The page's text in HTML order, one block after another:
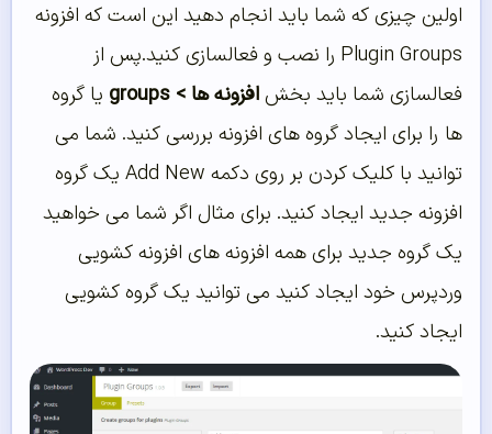
اولین چیزی که شما باید انجام دهید این است که افزونه
Plugin Groups را نصب و فعالسازی کنید.پس از
فعالسازی شما باید بخشافزونه ها > groups
یا گروه
ها را برای ایجاد گروه های افزونه بررسی کنید. شما می
توانید با کلیک کردن بر روی دکمه Add New یک گروه
افزونه جدید ایجاد کنید. برای مثال اگر شما می خواهید
یک گروه جدید برای همه افزونه های افزونه کشویی
وردپرس خود ایجاد کنید می توانید یک گروه کشویی
ایجاد کنید.